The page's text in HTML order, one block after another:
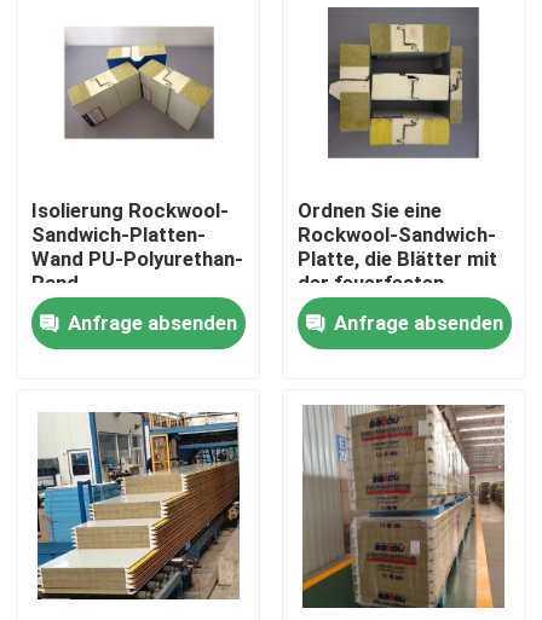
Produkte
Über uns
Fabrik-Ausflug
Isolierung Rockwool-
Sandwich-Platten-
Wand PU-Polyurethan-
Rand
Anfrage absenden
Ordnen Sie eine
Rockwool-Sandwich-
Platte, die Blätter mit
der feuerfesten
Polyurethan-Dichtung
überdacht
Anfrage absenden